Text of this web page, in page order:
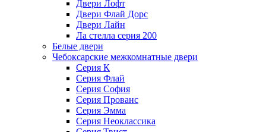
Двери Лофт
Двери Флай Дорс
Двери Лайн
Ла стелла серия 200
Белые двери
Чебоксарские межкомнатные двери
Серия К
Серия Флай
Серия София
Серия Прованс
Серия Эмма
Серия Неоклассика